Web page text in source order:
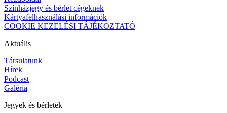
Színházjegy és bérlet cégeknek
Kártyafelhasználási információk
COOKIE KEZELÉSI TÁJÉKOZTATÓ
Aktuális
Társulatunk
Hírek
Podcast
Galéria
Jegyek és bérletek